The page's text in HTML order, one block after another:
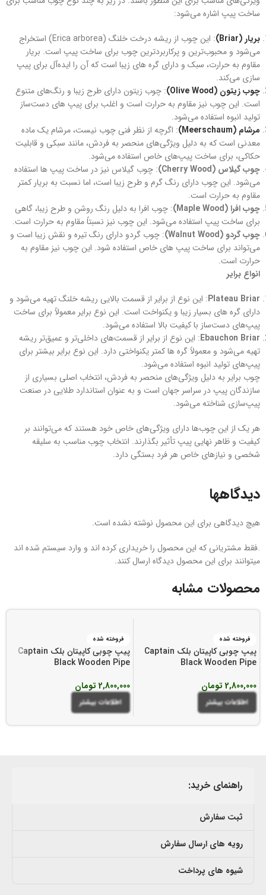
ساخت پیپ اشاره می‌شود:
بریار (Briar)
: این چوب از ریشه درخت خلنگ (Erica arborea) استخراج
می‌شود و محبوب‌ترین و پرکاربردترین چوب برای ساخت پیپ است. بریار
مقاوم به حرارت، سبک و دارای گره های زیبا است که آن را ایده‌آل برای پیپ‌
سازی می‌کند.
چوب زیتون (Olive Wood)
: چوب زیتون دارای طرح زیبا و رنگ‌های متنوع
است. این چوب نیز مقاوم به حرارت است و اغلب برای پیپ‌ های دست‌ساز
تولید انبوه استفاده می‌شود.
مرشام (Meerschaum)
: اگرچه از نظر فنی چوب نیست، مرشام یک ماده
معدنی است که به دلیل ویژگی‌های منحصر به فردش، مانند سبکی و قابلیت
حکاکی، برای ساخت پیپ‌های خاص استفاده می‌شود.
چوب گیلاس (Cherry Wood)
: چوب گیلاس نیز در ساخت پیپ‌ ها استفاده
می‌شود. این چوب دارای رنگ گرم و طرح زیبا است، اما نسبت به بریار کمتر
مقاوم به حرارت است.
چوب افرا (Maple Wood)
: چوب افرا به دلیل رنگ روشن و طرح زیبا، گاهی
برای ساخت پیپ استفاده می‌شود. این چوب نیز نسبتاً مقاوم به حرارت است.
چوب گردو (Walnut Wood)
: چوب گردو دارای رنگ تیره و نقش زیبا است و
می‌تواند برای ساخت پیپ‌ های خاص استفاده شود. این چوب نیز مقاوم به
حرارت است.
انواع برایر
Plateau Briar: این نوع از برایر از قسمت بالایی ریشه خلنگ تهیه می‌شود و
دارای گره های بسیار زیبا و یکنواخت است. این نوع برایر معمولاً برای ساخت
پیپ‌های دست‌ساز با کیفیت بالا استفاده می‌شود.
Ebauchon Briar: این نوع از برایر از قسمت‌های داخلی‌تر و عمیق‌تر ریشه
تهیه می‌شود و معمولاً گره ها کمتر یکنواختی دارد. این نوع برایر بیشتر برای
پیپ‌های تولید انبوه استفاده می‌شود.
چوب برایر به دلیل ویژگی‌های منحصر به فردش، انتخاب اصلی بسیاری از
سازندگان پیپ در سراسر جهان است و به عنوان استاندارد طلایی در صنعت
پیپ‌سازی شناخته می‌شود.
هر یک از این چوب‌ها دارای ویژگی‌های خاص خود هستند که می‌توانند بر
کیفیت و ظاهر نهایی پیپ تأثیر بگذارند. انتخاب چوب مناسب به سلیقه
شخصی و نیازهای خاص هر فرد بستگی دارد.
دیدگاهها
هیچ دیدگاهی برای این محصول نوشته نشده است.
.فقط مشتریانی که این محصول را خریداری کرده اند و وارد سیستم شده اند
میتوانند برای این محصول دیدگاه ارسال کنند.
محصولات مشابه
فروخته شده
پیپ چوبی کاپیتان بلک Captain
Black Wooden Pipe
2,800,000 تومان
اطلاعات بیشتر
فروخته شده
پیپ چوبی کاپیتان بلک Captain
Black Wooden Pipe
2,800,000 تومان
اطلاعات بیشتر
راهنمای خرید:
ثبت سفارش
رویه های ارسال سفارش
شیوه های پرداخت